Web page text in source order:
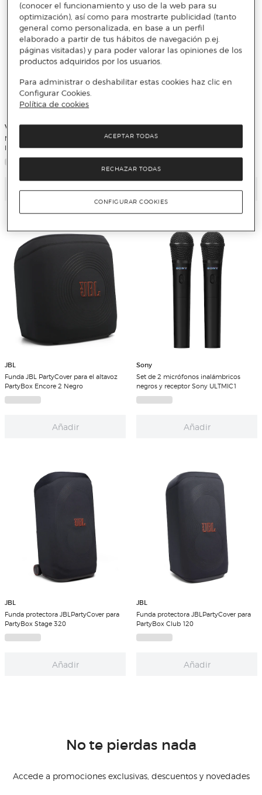
Vieta Pro
Micrófonos inalámbricos Vieta Pro
Influencer Plus con ENC
Añadir
Vieta Pro
Pack de dos Micrófonos inalámbricos
Vieta Pro Party Mic Duo 2 Bluetooth
Añadir
JBL
Funda JBL PartyCover para el altavoz
PartyBox Encore 2 Negro
Añadir
Sony
Set de 2 micrófonos inalámbricos
negros y receptor Sony ULTMIC1
Añadir
JBL
Funda protectora JBLPartyCover para
PartyBox Stage 320
Añadir
JBL
Funda protectora JBLPartyCover para
PartyBox Club 120
Añadir
No te pierdas nada
Accede a promociones exclusivas, descuentos y novedades
(conocer el funcionamiento y uso de la web para su
optimización), así como para mostrarte publicidad (tanto
general como personalizada, en base a un perfil
elaborado a partir de tus hábitos de navegación p.ej.
páginas visitadas) y para poder valorar las opiniones de los
productos adquiridos por los usuarios.
Para administrar o deshabilitar estas cookies haz clic en
Configurar Cookies.
Política de cookies
RECHAZAR TODAS
ACEPTAR TODAS
CONFIGURAR COOKIES